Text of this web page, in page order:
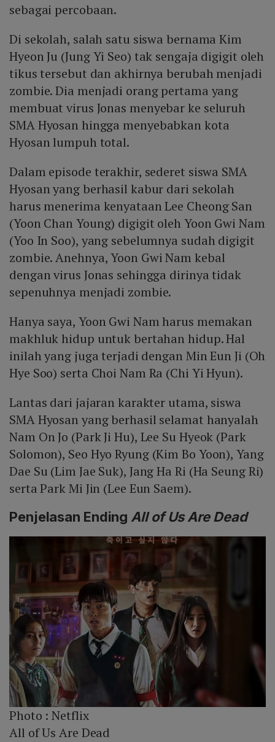
sebagai percobaan.
Di sekolah, salah satu siswa bernama Kim
Hyeon Ju (Jung Yi Seo) tak sengaja digigit oleh
tikus tersebut dan akhirnya berubah menjadi
zombie. Dia menjadi orang pertama yang
membuat virus Jonas menyebar ke seluruh
SMA Hyosan hingga menyebabkan kota
Hyosan lumpuh total.
Dalam episode terakhir, sederet siswa SMA
Hyosan yang berhasil kabur dari sekolah
harus menerima kenyataan Lee Cheong San
(Yoon Chan Young) digigit oleh Yoon Gwi Nam
(Yoo In Soo), yang sebelumnya sudah digigit
zombie. Anehnya, Yoon Gwi Nam kebal
dengan virus Jonas sehingga dirinya tidak
sepenuhnya menjadi zombie.
Hanya saya, Yoon Gwi Nam harus memakan
makhluk hidup untuk bertahan hidup. Hal
inilah yang juga terjadi dengan Min Eun Ji (Oh
Hye Soo) serta Choi Nam Ra (Chi Yi Hyun).
Lantas dari jajaran karakter utama, siswa
SMA Hyosan yang berhasil selamat hanyalah
Nam On Jo (Park Ji Hu), Lee Su Hyeok (Park
Solomon), Seo Hyo Ryung (Kim Bo Yoon), Yang
Dae Su (Lim Jae Suk), Jang Ha Ri (Ha Seung Ri)
serta Park Mi Jin (Lee Eun Saem).
Penjelasan Ending All of Us Are Dead
Photo :Netflix
All of Us Are Dead